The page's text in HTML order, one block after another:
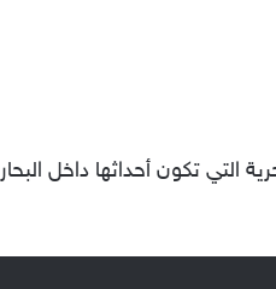
التي تكون أحداثها داخل البحار